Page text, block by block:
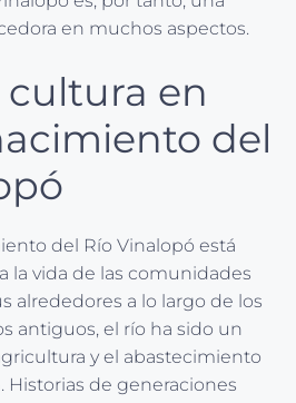
en muchos aspectos.
cultura en
del
del Río Vinalopó está
la vida de las comunidades
alrededores a lo largo de los
antiguos, el río ha sido un
y el abastecimiento
Historias de generaciones